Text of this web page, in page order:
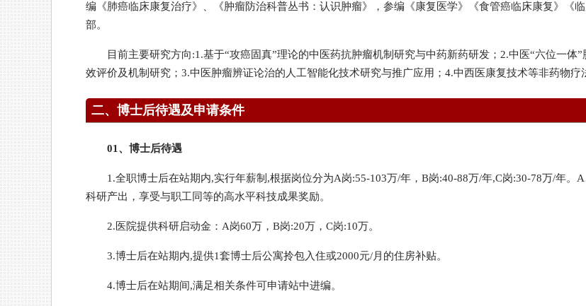
编《肺癌临床康复治疗》、《肿瘤防治科普丛书：认识肿瘤》，参编《康复医学》《食管癌临床康复》《
部。
目前主要研究方向:1.基于“攻癌固真”理论的中医药抗肿瘤机制研究与中药新药研发；2.中医“六位一
效评价及机制研究；3.中医肿瘤辨证论治的人工智能化技术研究与推广应用；4.中西医康复技术等非药物疗
二、博士后待遇及申请条件
01、博士后待遇
1.全职博士后在站期内,实行年薪制,根据岗位分为A岗:55-103万/年，B岗:40-88万/年,C岗:30-78万/年
科研产出，享受与职工同等的高水平科技成果奖励。
2.医院提供科研启动金：A岗60万，B岗:20万，C岗:10万。
3.博士后在站期内,提供1套博士后公寓拎包入住或2000元/月的住房补贴。
4.博士后在站期间,满足相关条件可申请站中进编。